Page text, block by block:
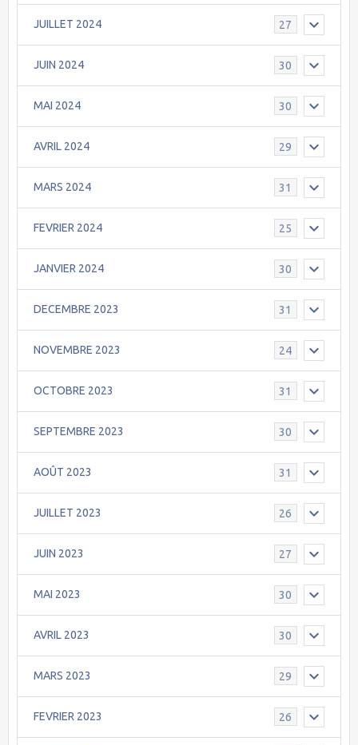
JUILLET 2024 27
JUIN 2024 30
MAI 2024 30
AVRIL 2024 29
MARS 2024 31
FEVRIER 2024 25
JANVIER 2024 30
DECEMBRE 2023 31
NOVEMBRE 2023 24
OCTOBRE 2023 31
SEPTEMBRE 2023 30
AOÛT 2023 31
JUILLET 2023 26
JUIN 2023 27
MAI 2023 30
AVRIL 2023 30
MARS 2023 29
FEVRIER 2023 26